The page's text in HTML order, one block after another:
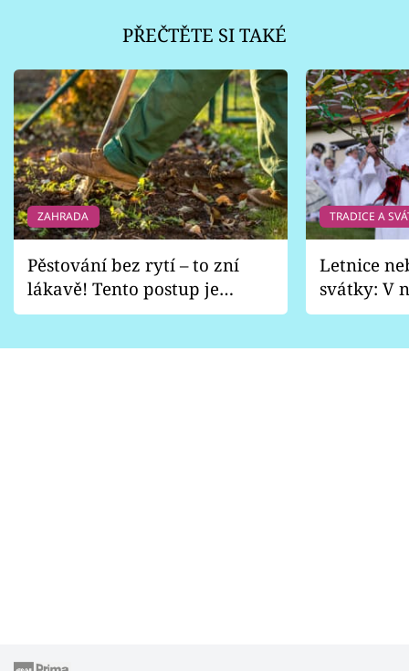
PŘEČTĚTE SI TAKÉ
ZAHRADA
Pěstování bez rytí – to zní
lákavě! Tento postup je
vhodný jen pro některé
TRADICE A
Letnice
svátky: V
pondělí